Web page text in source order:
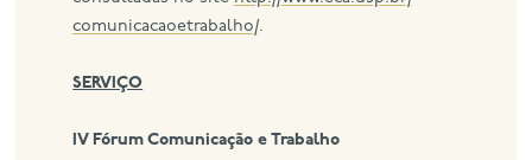
comunicacaoetrabalho/.
SERVIÇO
IV Fórum Comunicação e Trabalho